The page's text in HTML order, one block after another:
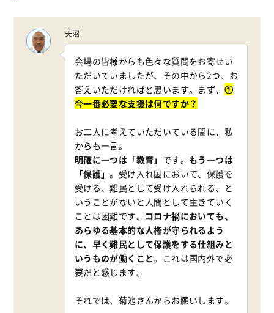
天沼
会場の皆様からも色々な質問をお寄せい
ただいていましたが、その中から2つ、お
答えいただければと思います。まず、 ①
今一番必要な支援は何ですか？
お二人に考えていただいている間に、私
からも一言。
明確に一つは「教育」 です。 もう一つは
「保護」。受け入れ国において、保護を
受ける、難民として受け入れられる、と
いうことがないと人間として生きていく
ことは困難です。 コロナ禍においても、
あらゆる基本的な人権が守られるよう
に、早く難民として保護をする仕組みと
いうものが働くこと。これは国内外で必
要だと感じます。
それでは、菊池さんからお願いします。